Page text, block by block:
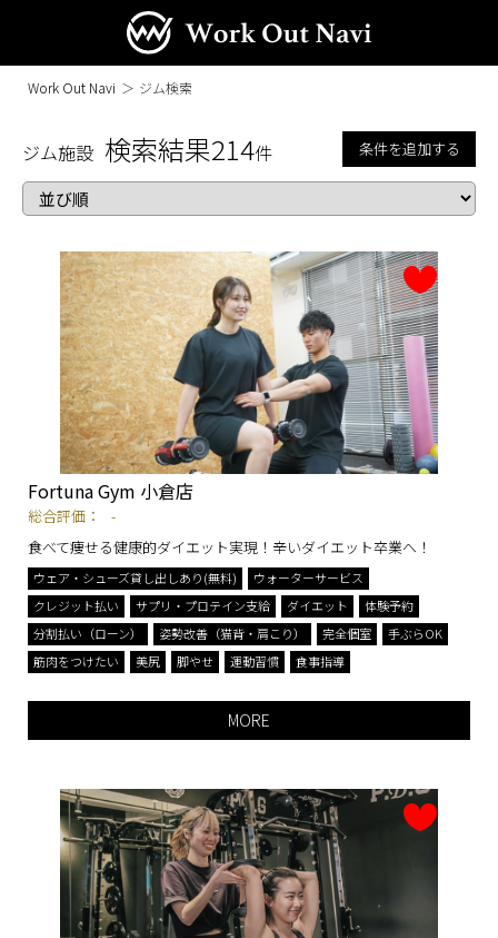
Work Out Navi ＞ ジム検索
ジム施設 検索結果214件 条件を追加する
Fortuna Gym 小倉店
総合評価：
-
食べて痩せる健康的ダイエット実現！辛いダイエット卒業へ！
ウェア・シューズ貸し出しあり(無料)
ウォーターサービス
クレジット払い
サプリ・プロテイン支給 ダイエット
体験予約
分割払い（ローン）
姿勢改善（猫背・肩こり） 完全個室
手ぶらOK
筋肉をつけたい
美尻 脚やせ 運動習慣 食事指導
MORE